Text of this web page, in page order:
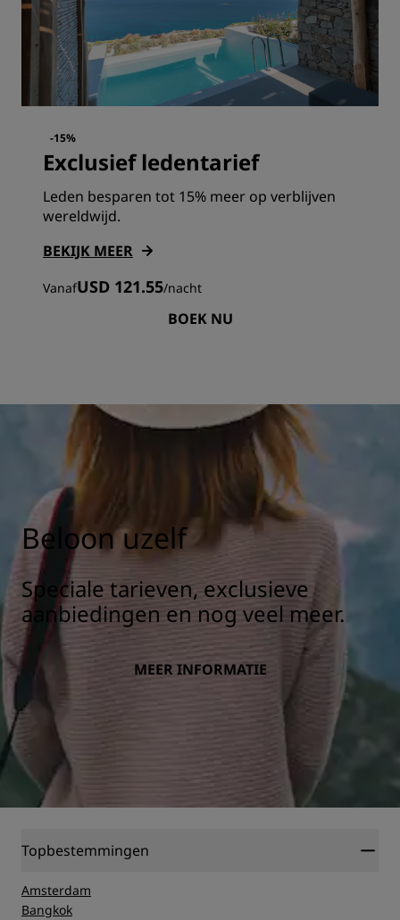
-15%
Exclusief ledentarief
Leden besparen tot 15% meer op verblijven
wereldwijd.
BEKIJK MEER
VanafUSD 121.55/nacht
BOEK NU
Beloon uzelf
Speciale tarieven, exclusieve
aanbiedingen en nog veel meer.
MEER INFORMATIE
Topbestemmingen
Amsterdam
Bangkok